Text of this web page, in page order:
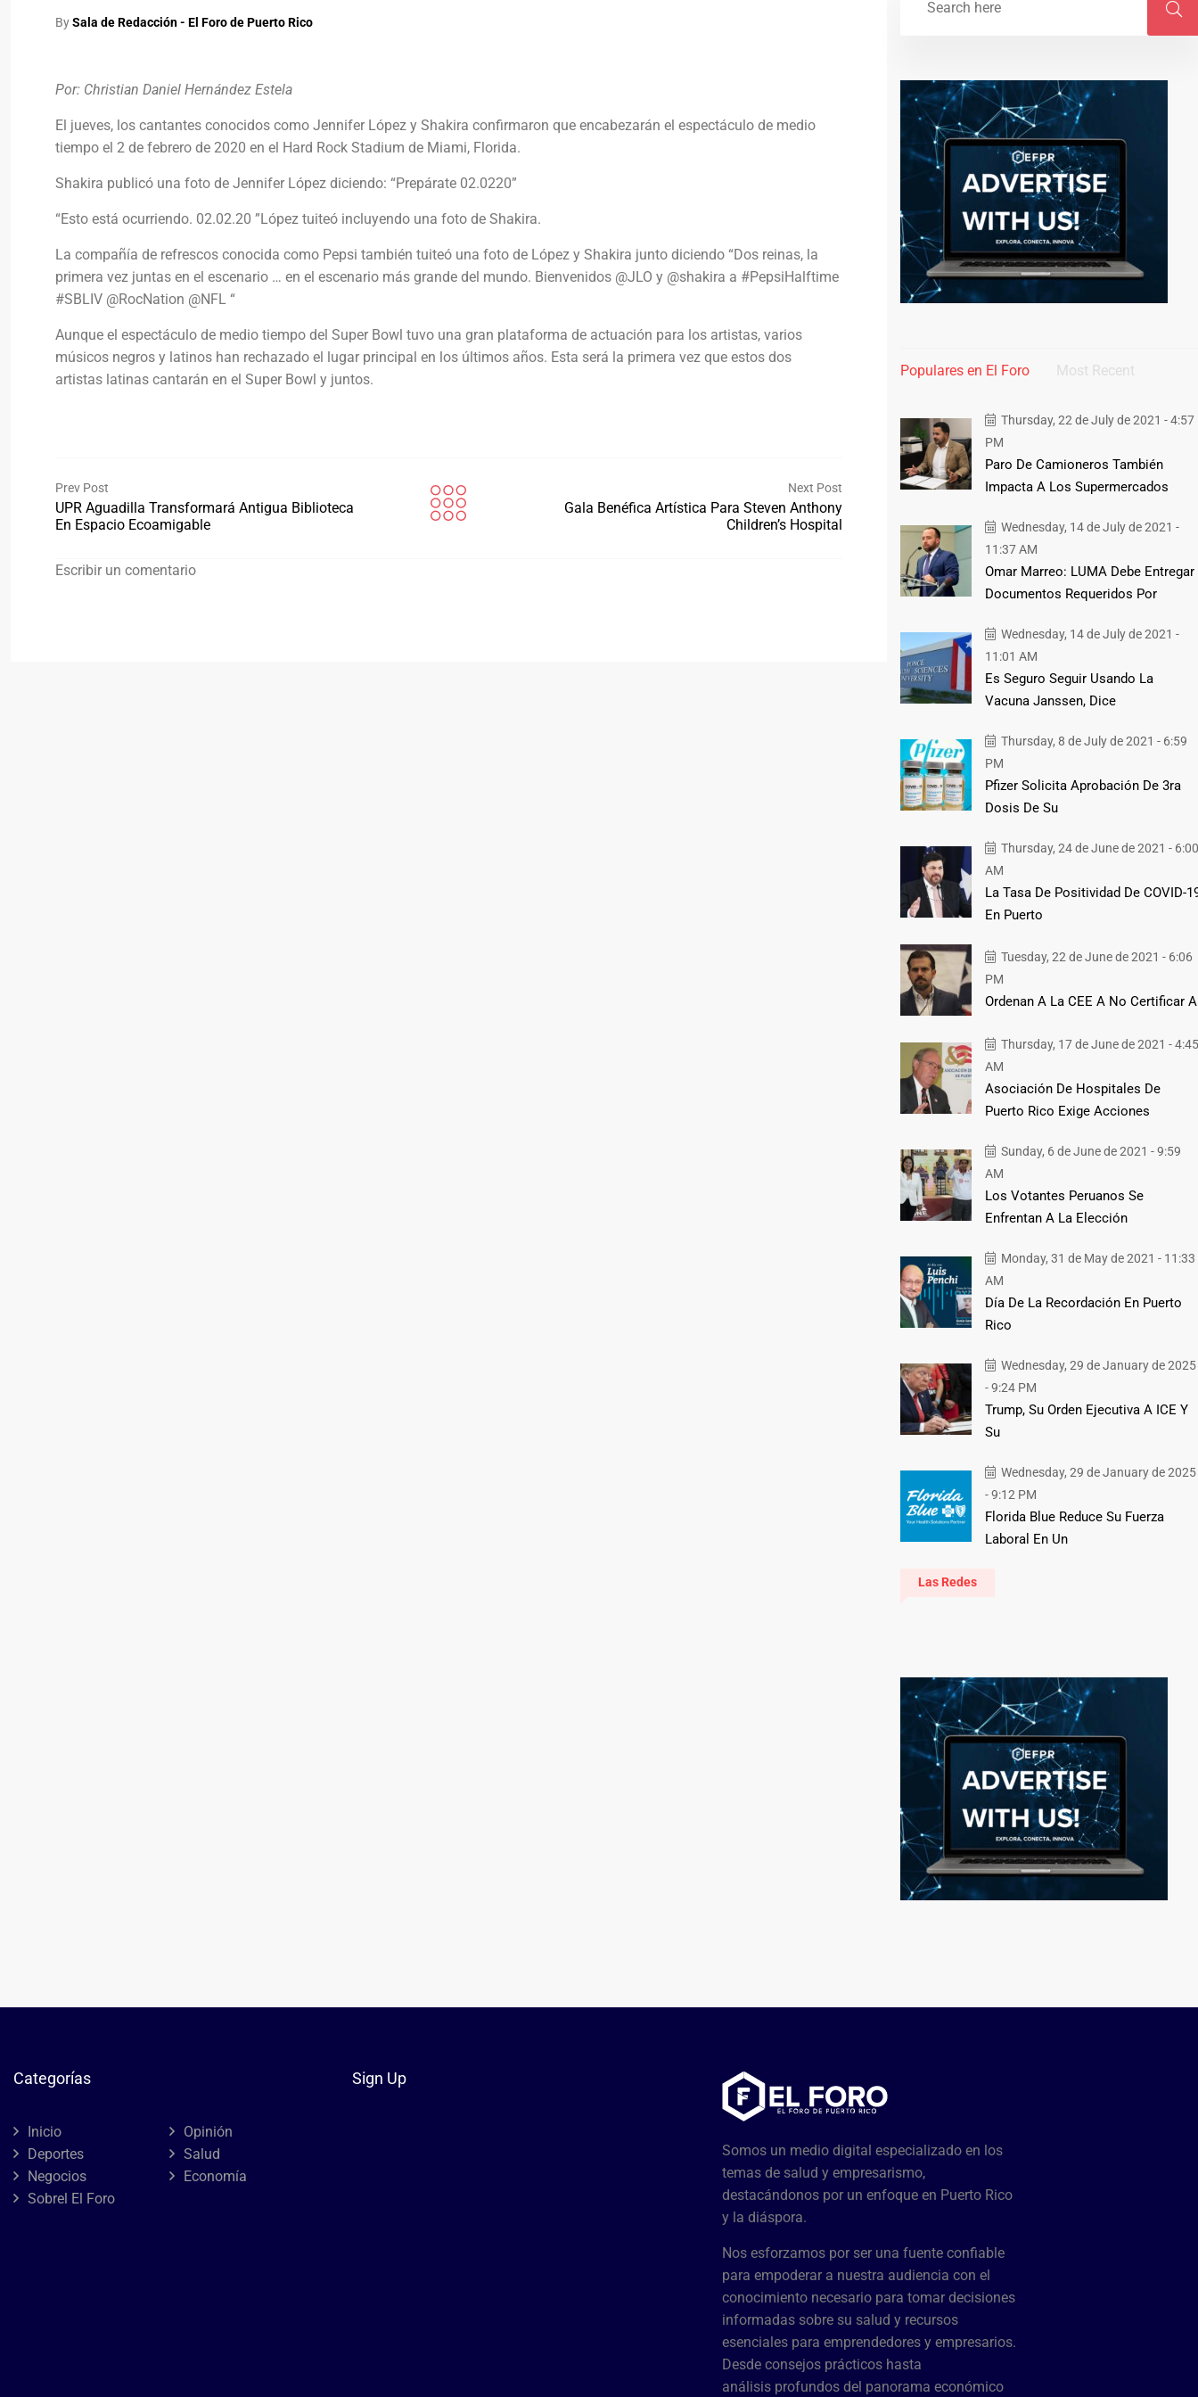
BySala de Redacción - El Foro de Puerto Rico
Por: Christian Daniel Hernández Estela
El jueves, los cantantes conocidos como Jennifer López y Shakira confirmaron que encabezarán el espectáculo de medio
tiempo el 2 de febrero de 2020 en el Hard Rock Stadium de Miami, Florida.
Shakira publicó una foto de Jennifer López diciendo: “Prepárate 02.0220”
“Esto está ocurriendo. 02.02.20 ”López tuiteó incluyendo una foto de Shakira.
La compañía de refrescos conocida como Pepsi también tuiteó una foto de López y Shakira junto diciendo “Dos reinas, la
primera vez juntas en el escenario … en el escenario más grande del mundo. Bienvenidos @JLO y @shakira a #PepsiHalftime
#SBLIV @RocNation @NFL “
Aunque el espectáculo de medio tiempo del Super Bowl tuvo una gran plataforma de actuación para los artistas, varios
músicos negros y latinos han rechazado el lugar principal en los últimos años. Esta será la primera vez que estos dos
artistas latinas cantarán en el Super Bowl y juntos.
Prev Post
UPR Aguadilla Transformará Antigua Biblioteca
En Espacio Ecoamigable
Next Post
Gala Benéfica Artística Para Steven Anthony
Children’s Hospital
Escribir un comentario
Populares en El Foro Most Recent
Thursday, 22 de July de 2021 - 4:57
PM
Paro De Camioneros También
Impacta A Los Supermercados
Wednesday, 14 de July de 2021 -
11:37 AM
Omar Marreo: LUMA Debe Entregar
Documentos Requeridos Por
Wednesday, 14 de July de 2021 -
11:01 AM
Es Seguro Seguir Usando La
Vacuna Janssen, Dice
Thursday, 8 de July de 2021 - 6:59
PM
Pfizer Solicita Aprobación De 3ra
Dosis De Su
Thursday, 24 de June de 2021 - 6:00
AM
La Tasa De Positividad De COVID-
En Puerto
Tuesday, 22 de June de 2021 - 6:06
PM
Ordenan A La CEE A No Certificar A
Thursday, 17 de June de 2021 - 4:45
AM
Asociación De Hospitales De
Puerto Rico Exige Acciones
Sunday, 6 de June de 2021 - 9:59
AM
Los Votantes Peruanos Se
Enfrentan A La Elección
Monday, 31 de May de 2021 - 11:33
AM
Día De La Recordación En Puerto
Rico
Wednesday, 29 de January de 2025
- 9:24 PM
Trump, Su Orden Ejecutiva A ICE Y
Su
Wednesday, 29 de January de 2025
- 9:12 PM
Florida Blue Reduce Su Fuerza
Laboral En Un
Las Redes
Categorías
Inicio
Opinión
Deportes
Salud
Negocios
Economía
Sobrel El Foro
Sign Up
Somos un medio digital especializado en los
temas de salud y empresarismo,
destacándonos por un enfoque en Puerto Rico
y la diáspora.
Nos esforzamos por ser una fuente confiable
para empoderar a nuestra audiencia con el
conocimiento necesario para tomar decisiones
informadas sobre su salud y recursos
esenciales para emprendedores y empresarios.
Desde consejos prácticos hasta
análisis profundos del panorama económico